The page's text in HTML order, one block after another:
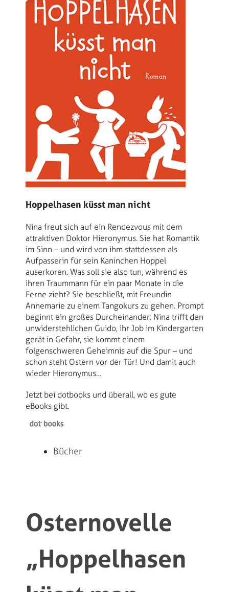
Hoppelhasen küsst man nicht
Nina freut sich auf ein Rendezvous mit dem
attraktiven Doktor Hieronymus. Sie hat Romantik
im Sinn – und wird von ihm stattdessen als
Aufpasserin für sein Kaninchen Hoppel
auserkoren. Was soll sie also tun, während es
ihren Traummann für ein paar Monate in die
Ferne zieht? Sie beschließt, mit Freundin
Annemarie zu einem Tangokurs zu gehen. Prompt
beginnt ein großes Durcheinander: Nina trifft den
unwiderstehlichen Guido, ihr Job im Kindergarten
gerät in Gefahr, sie kommt einem
folgenschweren Geheimnis auf die Spur – und
schon steht Ostern vor der Tür! Und damit auch
wieder Hieronymus…
Jetzt bei dotbooks und überall, wo es gute
eBooks gibt.
Bücher
Osternovelle
„Hoppelhasen